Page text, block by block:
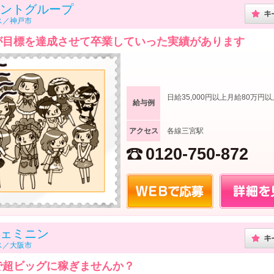
トグループ
／神戸市
標を達成させて卒業していった実績があります
給与例
日給35,000円以上月給80万円以
アクセス 各線三宮駅
0120-750-872
ミニン
／大阪市
ビッグに稼ぎませんか？